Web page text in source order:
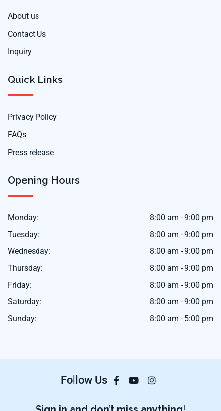
About us
Contact Us
Inquiry
Quick Links
Privacy Policy
FAQs
Press release
Opening Hours
Monday:
8:00 am - 9:00 pm
Tuesday:
8:00 am - 9:00 pm
Wednesday:
8:00 am - 9:00 pm
Thursday:
8:00 am - 9:00 pm
Friday:
8:00 am - 9:00 pm
Saturday:
8:00 am - 9:00 pm
Sunday:
8:00 am - 5:00 pm
Follow Us